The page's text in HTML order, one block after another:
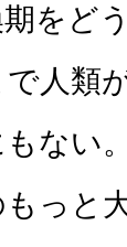
をど
人類
ない
っと